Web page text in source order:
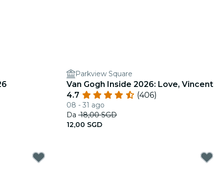
Parkview Square
Van Gogh Inside 2026: Love, Vincent
4.7
(406)
08 - 31 ago
Da 18,00 SGD
12,00 SGD